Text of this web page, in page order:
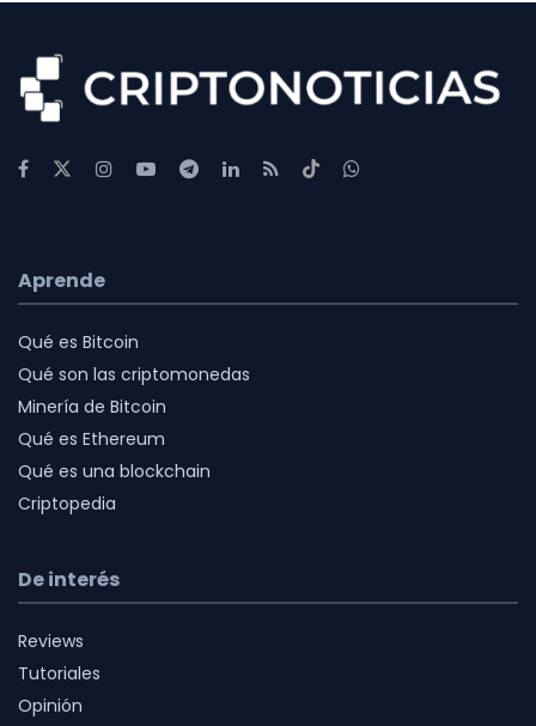
Aprende
Qué es Bitcoin
Qué son las criptomonedas
Minería de Bitcoin
Qué es Ethereum
Qué es una blockchain
Criptopedia
De interés
Reviews
Tutoriales
Opinión